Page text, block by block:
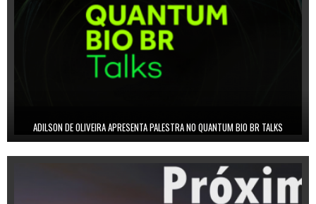
ADILSON DE OLIVEIRA APRESENTA PALESTRA NO QUANTUM BIO BR TALKS